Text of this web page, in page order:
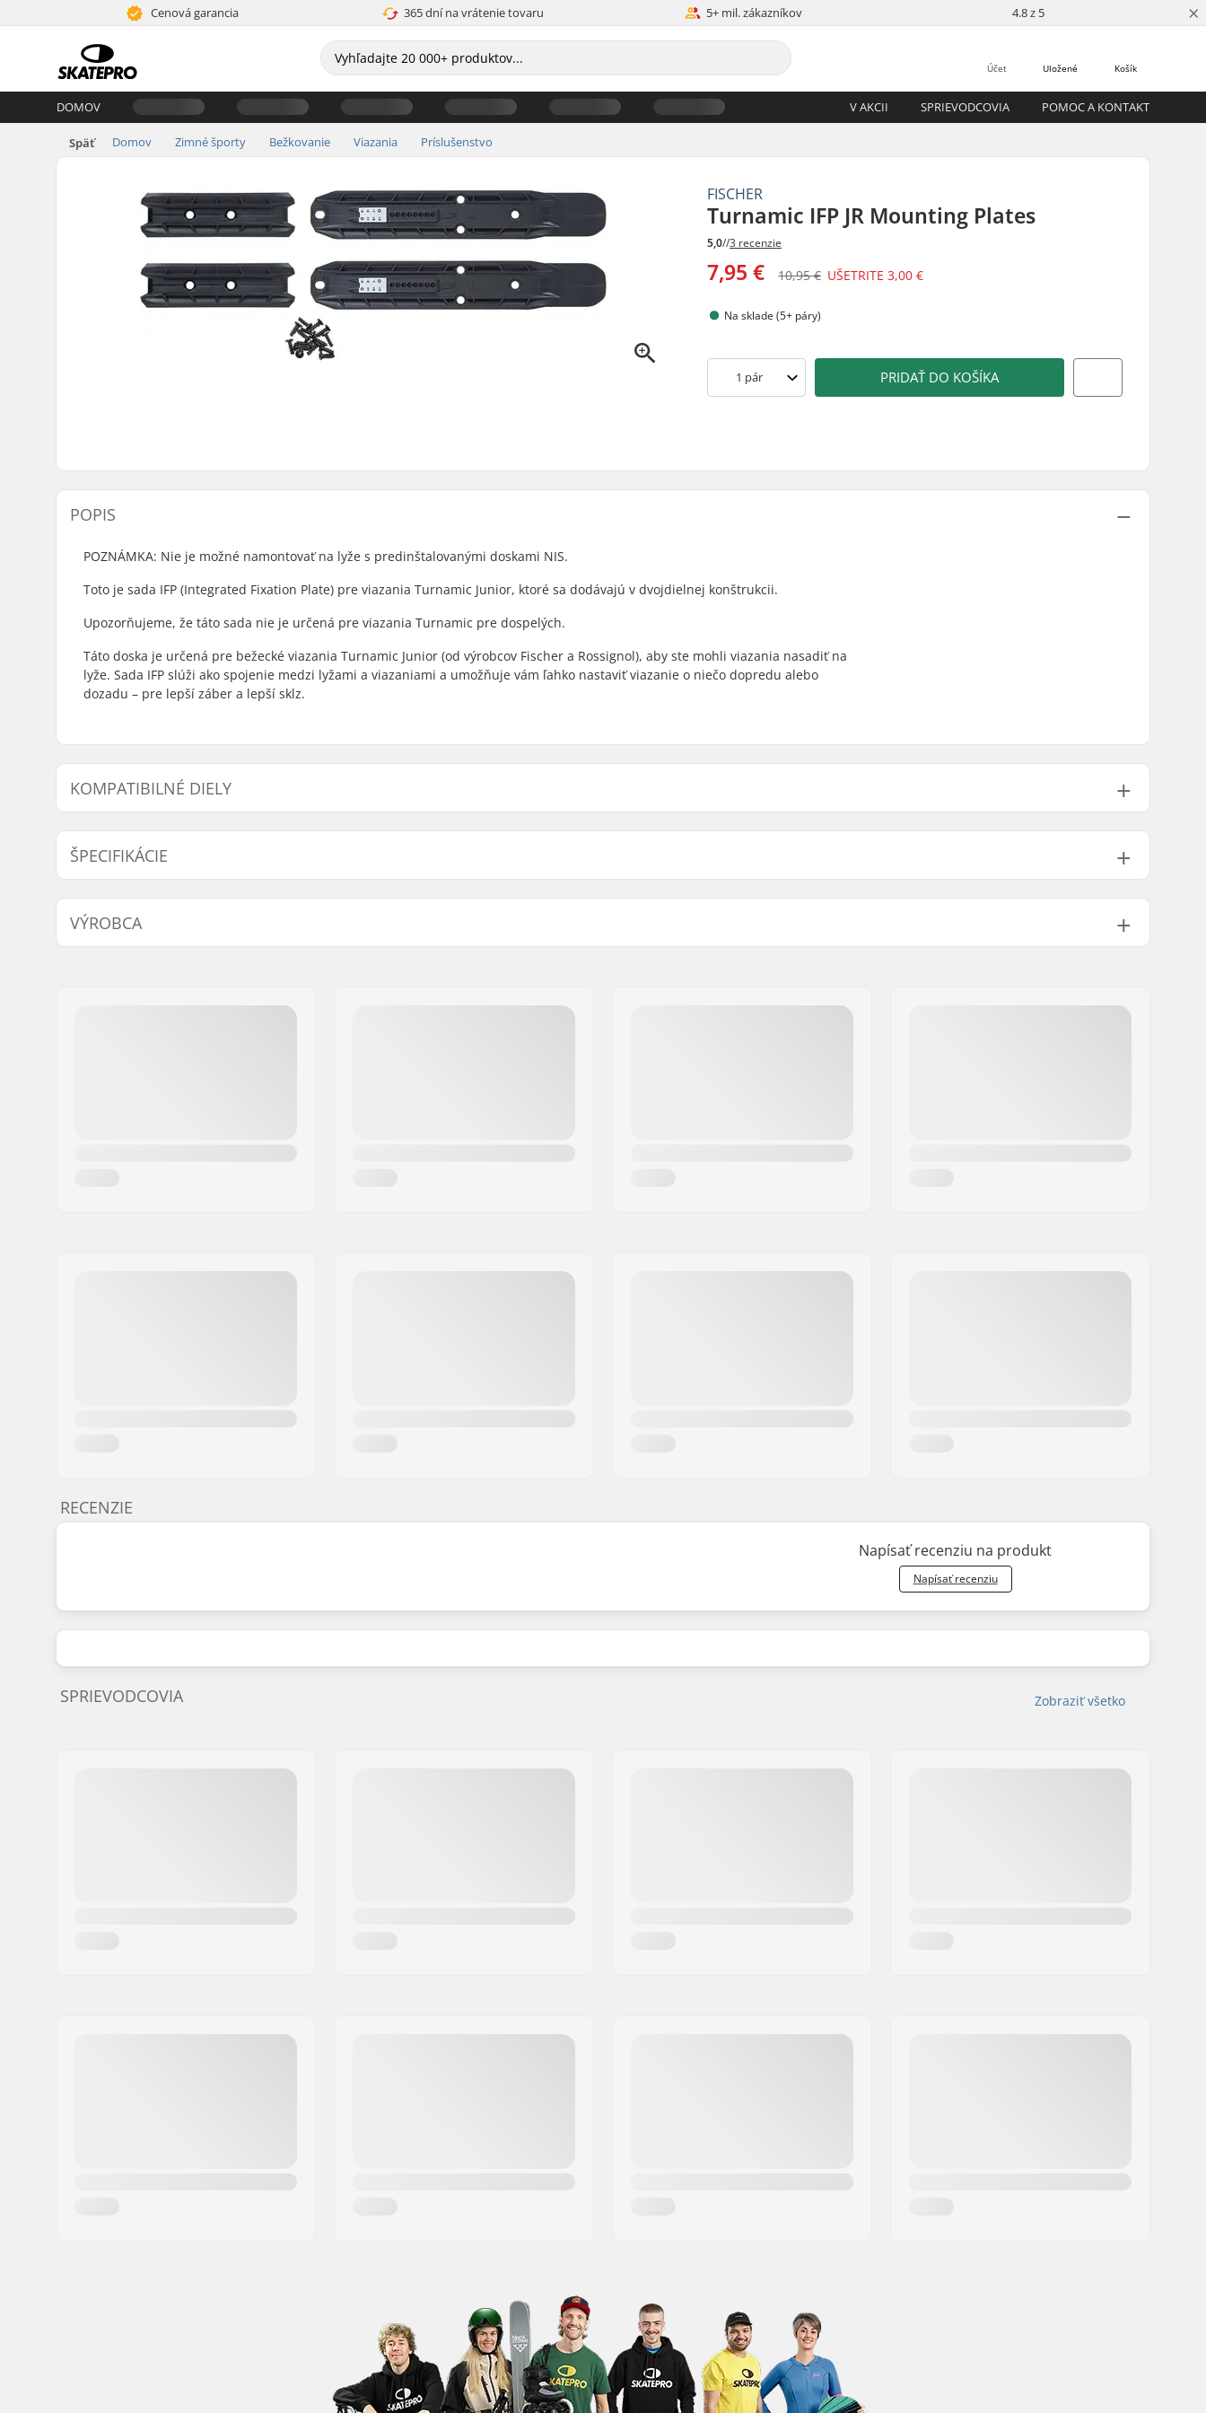
Cenová garancia 365 dní na vrátenie tovaru 5+ mil. zákazníkov 4.8 z 5 ×
Košík
Uložené
Účet
DOMOV V AKCII SPRIEVODCOVIA POMOC A KONTAKT
Späť Domov Zimné športy Bežkovanie Viazania Príslušenstvo
FISCHER
Turnamic IFP JR Mounting Plates
5,0//3 recenzie
7,95 € 10,95 € UŠETRITE3,00 €
Na sklade (5+ páry)
1 pár PRIDAŤ DO KOŠÍKA
POPIS
POZNÁMKA: Nie je možné namontovať na lyže s predinštalovanými doskami NIS.
Toto je sada IFP (Integrated Fixation Plate) pre viazania Turnamic Junior, ktoré sa dodávajú v dvojdielnej konštrukcii.
Upozorňujeme, že táto sada nie je určená pre viazania Turnamic pre dospelých.
Táto doska je určená pre bežecké viazania Turnamic Junior (od výrobcov Fischer a Rossignol), aby ste mohli viazania nasadiť na
lyže. Sada IFP slúži ako spojenie medzi lyžami a viazaniami a umožňuje vám ľahko nastaviť viazanie o niečo dopredu alebo
dozadu – pre lepší záber a lepší sklz.
KOMPATIBILNÉ DIELY
Nájsť produkty kompatibilné s Fischer Turnamic IFP JR Mounting Plates:
ŠPECIFIKÁCIE
Kompatibilné viazania pre tieto
platne:
IFP Junior Turnamic
VÝROBCA
RECENZIE
Napísať recenziu na produkt
Napísať recenziu
Zobraziť všetko
SPRIEVODCOVIA